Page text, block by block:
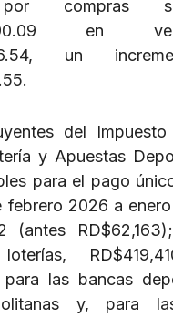
compras
en
un
del
y Apuestas
para el pago
febrero 2026 a
(antes
para las bancas
y, para